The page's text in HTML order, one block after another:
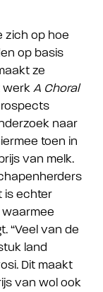
zich op hoe
op basis
ze
werk A Choral
naar
toen in
van melk.
is echter
“Veel van de
land
Dit maakt
van wol ook